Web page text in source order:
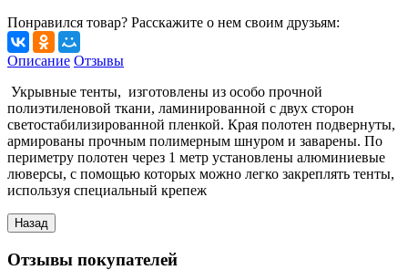
Понравился товар? Расскажите о нем своим друзьям:
Описание Отзывы
Укрывные тенты, изготовлены из особо прочной
полиэтиленовой ткани, ламинированной с двух сторон
светостабилизированной пленкой. Края полотен подвернуты,
армированы прочным полимерным шнуром и заварены. По
периметру полотен через 1 метр установлены алюминиевые
люверсы, с помощью которых можно легко закреплять тенты,
используя специальный крепеж
Отзывы покупателей